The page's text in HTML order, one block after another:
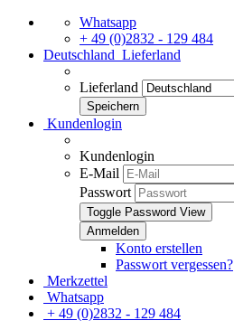
Whatsapp
+ 49 (0)2832 - 129 484
Deutschland Lieferland
Lieferland
Kundenlogin
Kundenlogin
E-Mail
Passwort
Toggle Password View
Konto erstellen
Passwort vergessen?
Merkzettel
Whatsapp
+ 49 (0)2832 - 129 484